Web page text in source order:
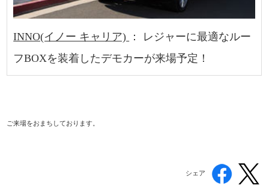
INNO(イノー キャリア)
： レジャーに最適なルー
フBOXを装着したデモカーが来場予定！
ご来場をおまちしております。
シェア